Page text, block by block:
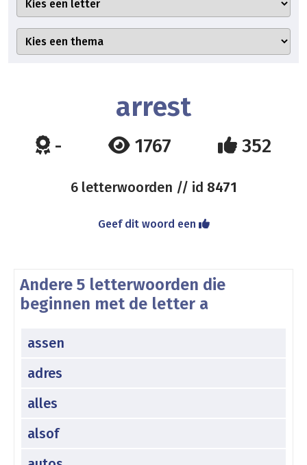
arrest
- 1767 352
6 letterwoorden // id 8471
Geef dit woord een
Andere 5 letterwoorden die
beginnen met de letter a
assen
adres
alles
alsof